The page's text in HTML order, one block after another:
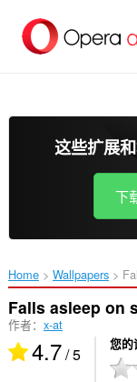
这些扩展
下
Home Wallpapers
Falls asleep on
作者： x-at
4.7/ 5 您的